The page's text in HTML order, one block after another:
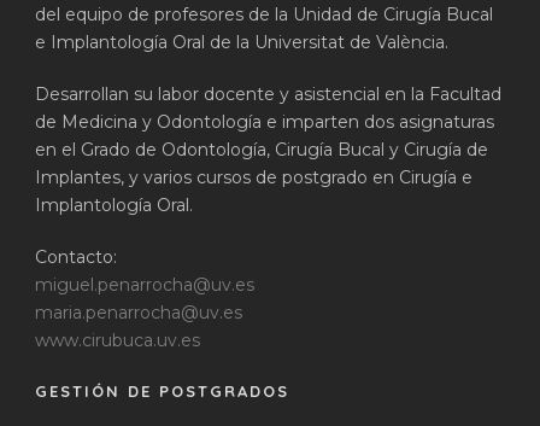
del equipo de profesores de la Unidad de Cirugía Bucal
e Implantología Oral de la Universitat de València.
Desarrollan su labor docente y asistencial en la Facultad
de Medicina y Odontología e imparten dos asignaturas
en el Grado de Odontología, Cirugía Bucal y Cirugía de
Implantes, y varios cursos de postgrado en Cirugía e
Implantología Oral.
Contacto:
miguel.penarrocha@uv.es
maria.penarrocha@uv.es
www.cirubuca.uv.es
GESTIÓN DE POSTGRADOS